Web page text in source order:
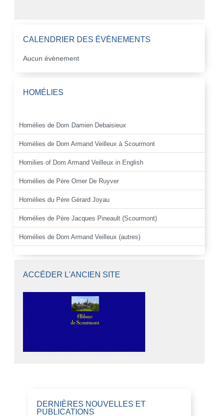
CALENDRIER DES ÉVÈNEMENTS
Aucun évènement
HOMÉLIES
Homélies de Dom Damien Debaisieux
Homélies de Dom Armand Veilleux à Scourmont
Homilies of Dom Armand Veilleux in English
Homélies de Père Omer De Ruyver
Homélies du Père Gérard Joyau
Homélies de Père Jacques Pineault (Scourmont)
Homélies de Dom Armand Veilleux (autres)
ACCÉDER L'ANCIEN SITE
DERNIÈRES NOUVELLES ET
PUBLICATIONS